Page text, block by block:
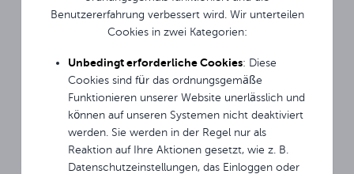
Benutzererfahrung verbessert wird. Wir unterteilen
Cookies in zwei Kategorien:
Unbedingt erforderliche Cookies: Diese
Cookies sind für das ordnungsgemäße
Funktionieren unserer Website unerlässlich und
können auf unseren Systemen nicht deaktiviert
werden. Sie werden in der Regel nur als
Reaktion auf Ihre Aktionen gesetzt, wie z. B.
Datenschutzeinstellungen, das Einloggen oder
und deren schnelle
Zusammenfassung. Dies
davon, ob eine Präsentation,
ein Browser im Android-
System oder ein Bild von
einer externen Quelle wie
einem Laptop angezeigt
wird.